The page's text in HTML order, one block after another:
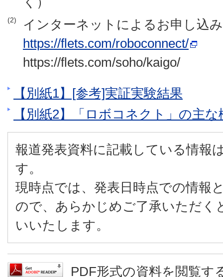
(2)
インターネットによるお申し込
https://flets.com/roboconnect/
https://flets.com/soho/kaigo/
【別紙1】[参考]実証実験結果
【別紙2】「ロボコネクト」の主な
報道発表資料に記載している情報
す。
現時点では、発表日時点での情報
ので、あらかじめご了承いただく
いいたします。
PDF形式の資料を閲覧す